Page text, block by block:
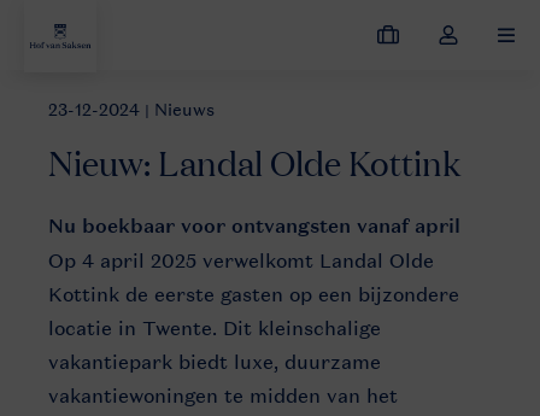
Mijn
Open
mijn
account
Landal Olde Kottink: kleinschalig park in Twentse Natuur
23-12-2024 | Nieuws
Nieuw: Landal Olde Kottink
OTK
Parkoverview
Nu boekbaar voor ontvangsten vanaf april
Op 4 april 2025 verwelkomt Landal Olde
Kottink de eerste gasten op een bijzondere
locatie in Twente. Dit kleinschalige
vakantiepark biedt luxe, duurzame
vakantiewoningen te midden van het